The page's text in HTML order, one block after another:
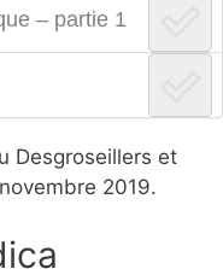
– partie 1
Desgroseillers et
2019.